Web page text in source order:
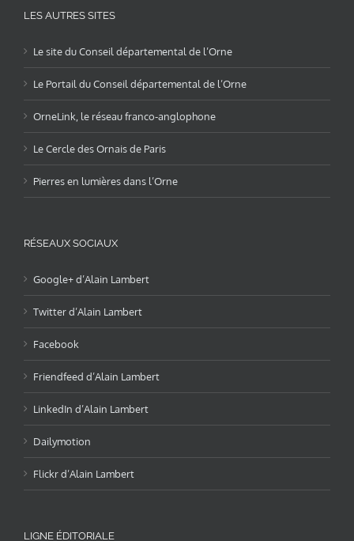
LES AUTRES SITES
Le site du Conseil départemental de l’Orne
Le Portail du Conseil départemental de l’Orne
OrneLink, le réseau franco-anglophone
Le Cercle des Ornais de Paris
Pierres en lumières dans l’Orne
RÉSEAUX SOCIAUX
Google+ d’Alain Lambert
Twitter d’Alain Lambert
Facebook
Friendfeed d’Alain Lambert
LinkedIn d’Alain Lambert
Dailymotion
Flickr d’Alain Lambert
LIGNE ÉDITORIALE